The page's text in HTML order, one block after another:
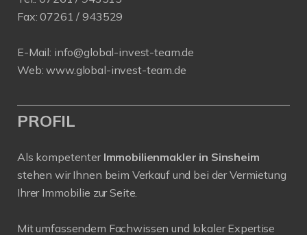
Fax: 07261 / 943529
E-Mail: info@global-invest-team.de
Web:www.global-invest-team.de
PROFIL
Als kompetenter Immobilienmakler in Sinsheim
stehen wir Ihnen beim Verkauf und bei der Vermietung
Ihrer Immobilie zur Seite.
Mit umfassendem Fachwissen und lokaler Expertise